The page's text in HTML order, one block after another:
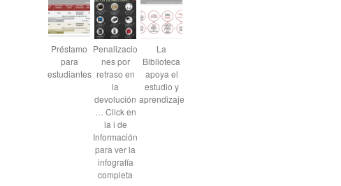
Préstamo
para
estudiantes
Penalizacio
nes por
retraso en
la
devolución
… Click en
la i de
Información
para ver la
infografía
completa
La
Biblioteca
apoya el
estudio y
aprendizaje